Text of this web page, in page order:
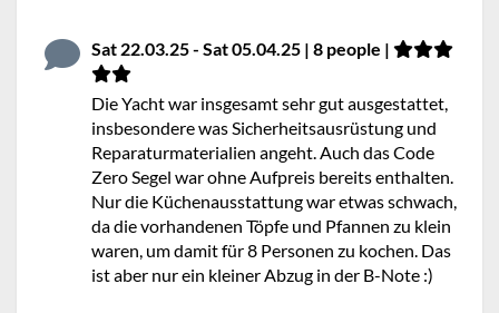
Sat 22.03.25 - Sat 05.04.25 | 8 people |
Die Yacht war insgesamt sehr gut ausgestattet,
insbesondere was Sicherheitsausrüstung und
Reparaturmaterialien angeht. Auch das Code
Zero Segel war ohne Aufpreis bereits enthalten.
Nur die Küchenausstattung war etwas schwach,
da die vorhandenen Töpfe und Pfannen zu klein
waren, um damit für 8 Personen zu kochen. Das
ist aber nur ein kleiner Abzug in der B-Note :)